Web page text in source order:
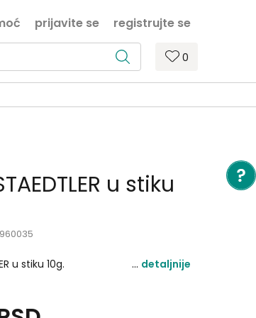
prijavite se registrujte se
0
u stiku
u stiku 10g. detaljnije